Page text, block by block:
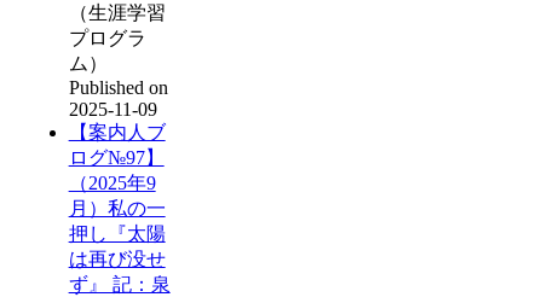
（生涯学習
プログラ
ム）
Published on
2025-11-09
【案内人ブ
ログ№97】
（2025年9
月）私の一
押し『太陽
は再び没せ
ず』 記：泉